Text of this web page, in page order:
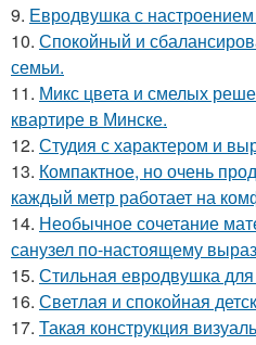
9. Евродвушка с
10. Спокойный и
семьи.
11. Микс цвета и смелых
квартире в Минске.
12. Студия с характером и
13. Компактное, но очень
каждый метр работает на
14. Необычное сочетание
санузел по-настоящему
15. Стильная евродвушка
16. Светлая и спокойная
17. Такая конструкция